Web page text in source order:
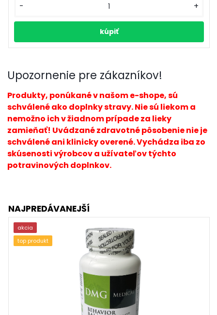
NAJPREDÁVANEJŠÍ
akcia
top produkt
- +
Upozornenie pre zákazníkov!
Produkty, ponúkané v našom e-shope, sú
schválené ako doplnky stravy. Nie sú liekom a
nemožno ich v žiadnom prípade za lieky
zamieňať! Uvádzané zdravotné pôsobenie nie je
schválené ani klinicky overené. Vychádza iba zo
skúsenosti výrobcov a užívateľov týchto
potravinových doplnkov.